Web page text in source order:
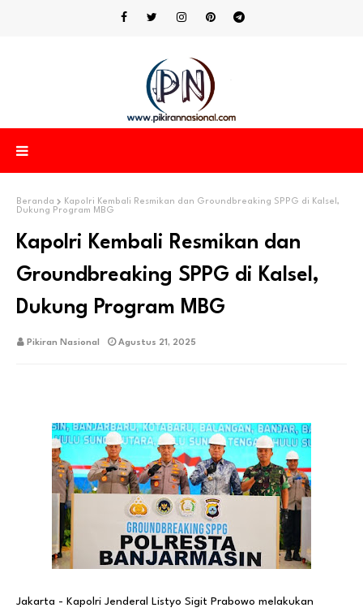
Beranda
Kapolri Kembali Resmikan dan Groundbreaking SPPG di Kalsel,
Dukung Program MBG
Kapolri Kembali Resmikan dan
Groundbreaking SPPG di Kalsel,
Dukung Program MBG
Pikiran Nasional Agustus 21, 2025
Jakarta - Kapolri Jenderal Listyo Sigit Prabowo melakukan